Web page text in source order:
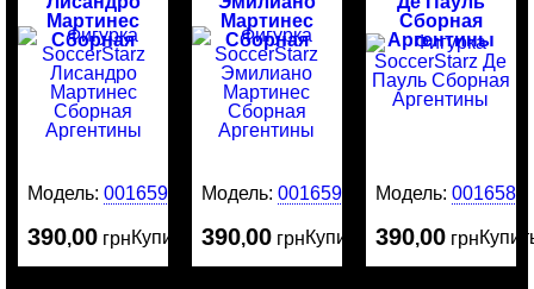
Мартинес
Сборная
Аргентины
Модель:0016591
390,00 грнКупить
Мартинес
Сборная
Аргентины
Модель:0016590
390,00 грнКупить
Сборная
Аргентины
Модель: 0016589
390,00 грн